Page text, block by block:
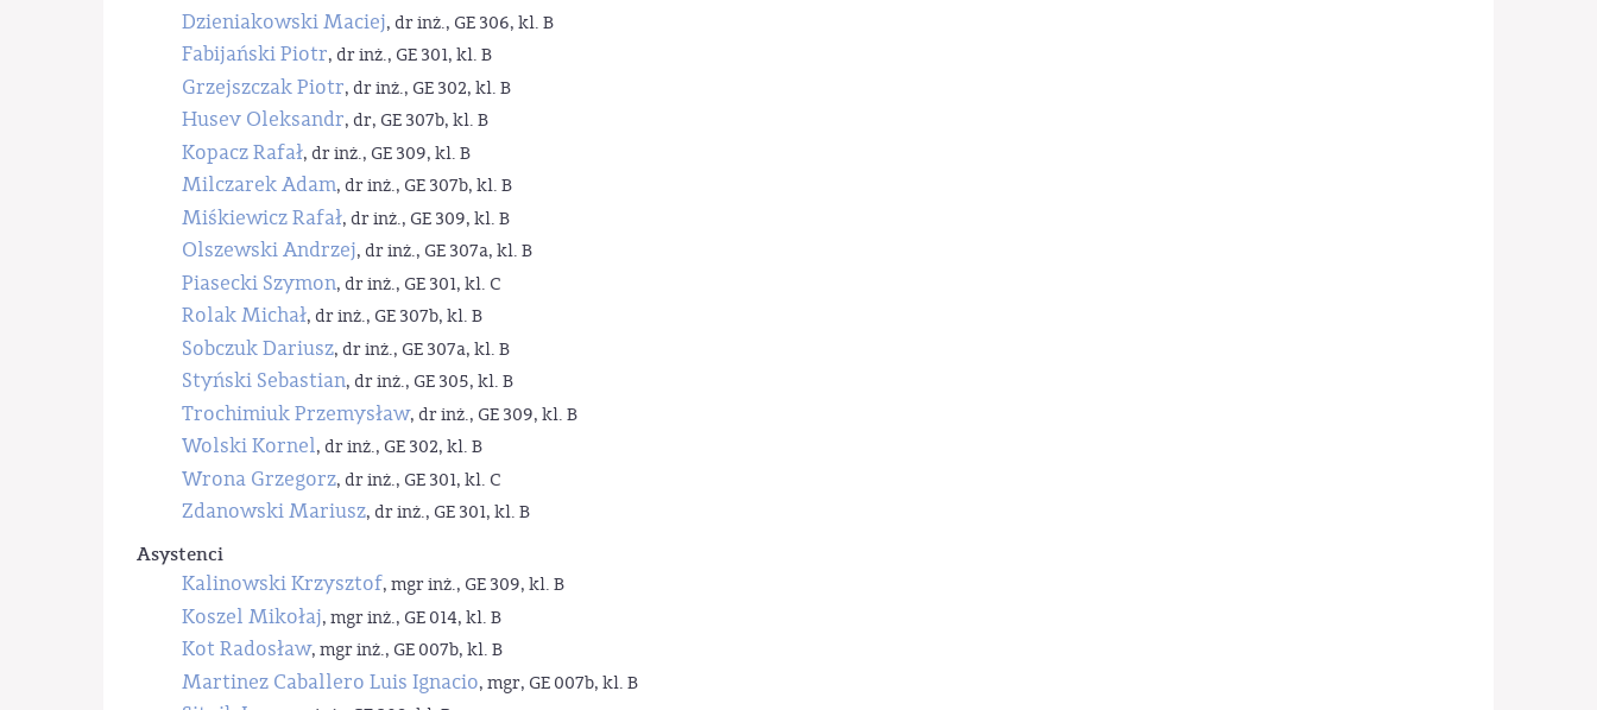
Dzieniakowski Maciej, dr inż., GE 306, kl. B
Fabijański Piotr, dr inż., GE 301, kl. B
Grzejszczak Piotr, dr inż., GE 302, kl. B
Husev Oleksandr, dr, GE 307b, kl. B
Kopacz Rafał, dr inż., GE 309, kl. B
Milczarek Adam, dr inż., GE 307b, kl. B
Miśkiewicz Rafał, dr inż., GE 309, kl. B
Olszewski Andrzej, dr inż., GE 307a, kl. B
Piasecki Szymon, dr inż., GE 301, kl. C
Rolak Michał, dr inż., GE 307b, kl. B
Sobczuk Dariusz, dr inż., GE 307a, kl. B
Styński Sebastian, dr inż., GE 305, kl. B
Trochimiuk Przemysław, dr inż., GE 309, kl. B
Wolski Kornel, dr inż., GE 302, kl. B
Wrona Grzegorz, dr inż., GE 301, kl. C
Zdanowski Mariusz, dr inż., GE 301, kl. B
Asystenci
Kalinowski Krzysztof, mgr inż., GE 309, kl. B
Koszel Mikołaj, mgr inż., GE 014, kl. B
Kot Radosław, mgr inż., GE 007b, kl. B
Martinez Caballero Luis Ignacio, mgr, GE 007b, kl. B